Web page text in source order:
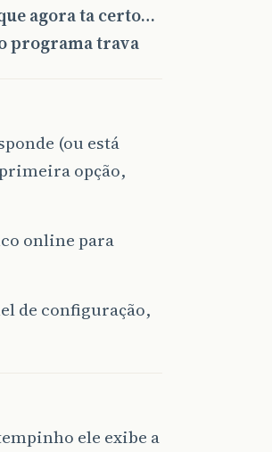
agora ta certo…
programa trava
(ou está
primeira opção,
online para
de configuração,
ele exibe a